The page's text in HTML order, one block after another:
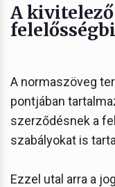
A kivitelező
A normaszöveg
pontjában
szerződésnek a
szabályokat is
Ezzel utal arra a